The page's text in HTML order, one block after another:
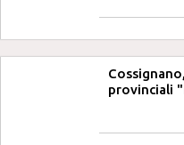
provinciali